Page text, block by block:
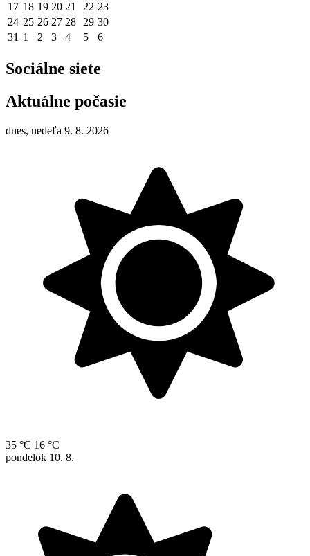
17 18 19 20 21 22 23
24 25 26 27 28 29 30
31 1 2 3 4 5 6
Sociálne siete
Aktuálne počasie
dnes, nedeľa 9. 8. 2026
35 °C 16 °C
pondelok 10. 8.